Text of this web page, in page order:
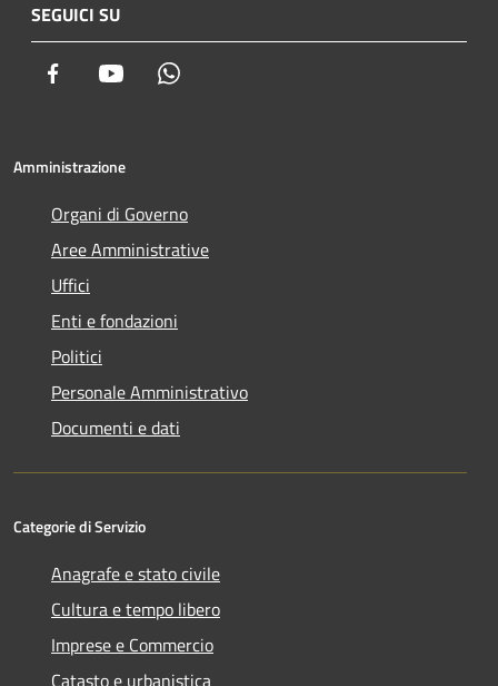
SEGUICI SU
Facebook Youtube
Amministrazione
Organi di Governo
Aree Amministrative
Uffici
Enti e fondazioni
Politici
Personale Amministrativo
Documenti e dati
Categorie di Servizio
Anagrafe e stato civile
Cultura e tempo libero
Imprese e Commercio